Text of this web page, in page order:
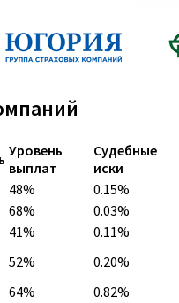
Уровень
выплат
Судебные
иски
48%
0.15%
68%
0.03%
41%
0.11%
52%
0.20%
64%
0.82%